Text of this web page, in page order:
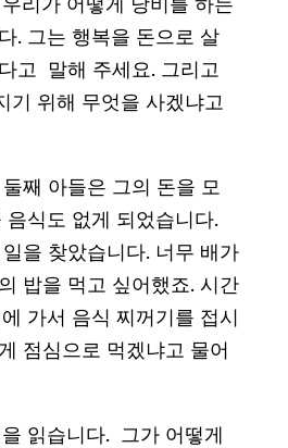
리가 어떻게 낭비를 하는
. 그는 행복을 돈으로 살
고 말해 주세요. 그리고
기 위해 무엇을 사겠냐고
째 아들은 그의 돈을 모
음식도 없게 되었습니다.
을 찾았습니다. 너무 배가
밥을 먹고 싶어했죠. 시간
가서 음식 찌꺼기를 접시
점심으로 먹겠냐고 물어
읽습니다. 그가 어떻게